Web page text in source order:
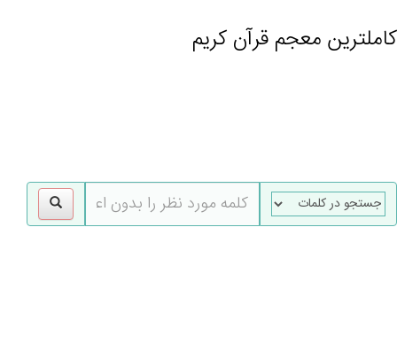
کاملترین معجم قرآن کریم